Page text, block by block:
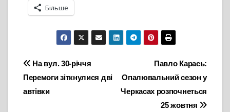
Більше
Навігація
записів
Павло Карась:
Опалювальний сезон у
Черкасах розпочнеться
25 жовтня
На вул. 30-річчя
Перемоги зіткнулися дві
автівки